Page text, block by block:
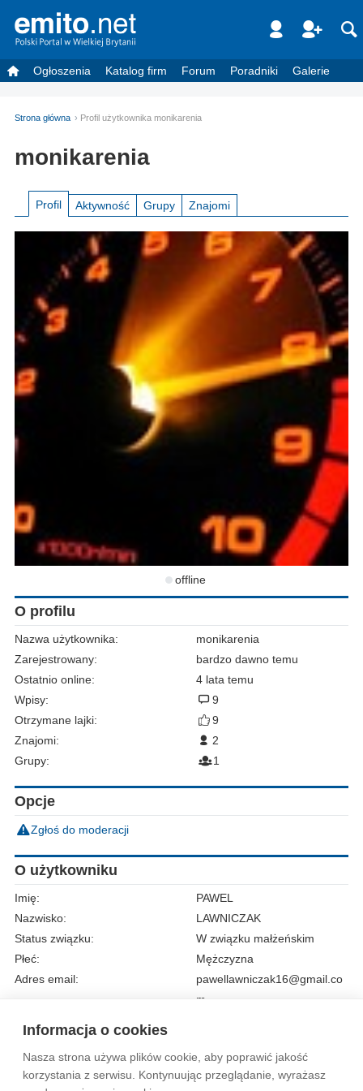
Informacja o cookies
Nasza strona używa plików cookie, aby poprawić jakość
korzystania z serwisu. Kontynuując przeglądanie, wyrażasz
Ogłoszenia Katalog firm Forum Poradniki Galerie
Strona główna Profil użytkownika monikarenia
monikarenia
Profil Aktywność Grupy Znajomi
offline
O profilu
Nazwa użytkownika:
monikarenia
Zarejestrowany:
bardzo dawno temu
Ostatnio online:
4 lata temu
Wpisy:
9
Otrzymane lajki:
9
Znajomi:
2
Grupy:
1
Opcje
Zgłoś do moderacji
O użytkowniku
Imię:
PAWEL
Nazwisko:
LAWNICZAK
Status związku:
W związku małżeńskim
Płeć:
Mężczyzna
Adres email:
pawellawniczak16@gmail.co
m
Wytyczne dla społeczności Regulamin Prywatność